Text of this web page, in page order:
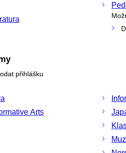
přihlášku
Arts